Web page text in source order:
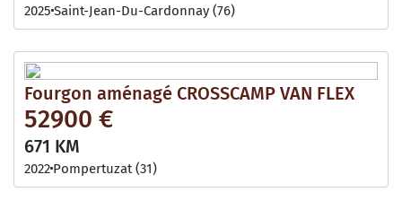
2025 Saint-Jean-Du-Cardonnay (76)
Fourgon aménagé CROSSCAMP VAN FLEX
52900 €
671 KM
2022 Pompertuzat (31)